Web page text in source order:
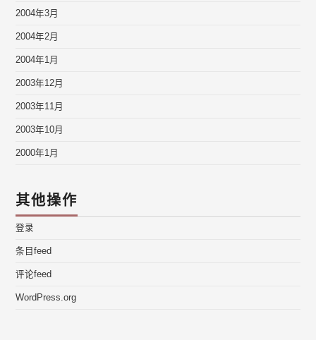
2004年3月
2004年2月
2004年1月
2003年12月
2003年11月
2003年10月
2000年1月
其他操作
登录
条目feed
评论feed
WordPress.org